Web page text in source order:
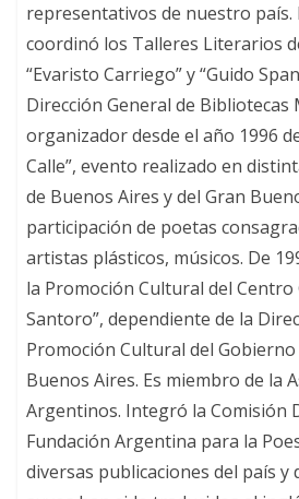
representativos de nuestro país.
coordinó los Talleres Literarios
“Evaristo Carriego” y “Guido
Dirección General de Bibliotecas
organizador desde el año 1996
Calle”, evento realizado en
de Buenos Aires y del Gran
participación de poetas
artistas plásticos, músicos. De
la Promoción Cultural del
Santoro”, dependiente de la
Promoción Cultural del Gobierno
Buenos Aires. Es miembro de la
Argentinos. Integró la Comisión
Fundación Argentina para la
diversas publicaciones del país y